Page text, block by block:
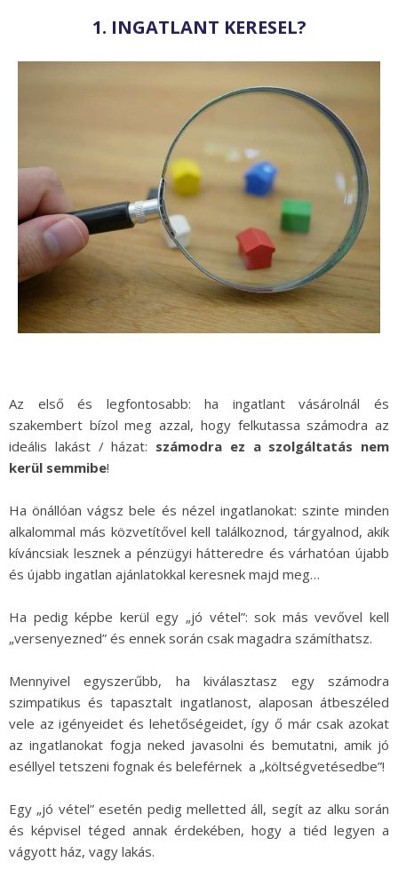
1. INGATLANT KERESEL?
Az első és legfontosabb: ha ingatlant vásárolnál és
szakembert bízol meg azzal, hogy felkutassa számodra az
ideális lakást / házat: számodra ez a szolgáltatás nem
kerül semmibe!
Ha önállóan vágsz bele és nézel ingatlanokat: szinte minden
alkalommal más közvetítővel kell találkoznod, tárgyalnod, akik
kíváncsiak lesznek a pénzügyi hátteredre és várhatóan újabb
és újabb ingatlan ajánlatokkal keresnek majd meg…
Ha pedig képbe kerül egy „jó vétel”: sok más vevővel kell
„versenyezned” és ennek során csak magadra számíthatsz.
Mennyivel egyszerűbb, ha kiválasztasz egy számodra
szimpatikus és tapasztalt ingatlanost, alaposan átbeszéled
vele az igényeidet és lehetőségeidet, így ő már csak azokat
az ingatlanokat fogja neked javasolni és bemutatni, amik jó
eséllyel tetszeni fognak és beleférnek a „költségvetésedbe”!
Egy „jó vétel” esetén pedig melletted áll, segít az alku során
és képvisel téged annak érdekében, hogy a tiéd legyen a
vágyott ház, vagy lakás.